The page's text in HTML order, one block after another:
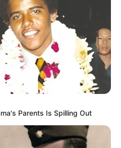
Parents Is Spilling Out